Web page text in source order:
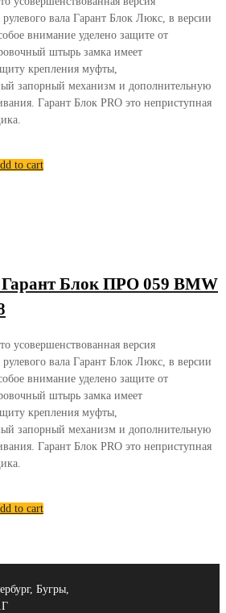
рулевого вала Гарант Блок Люкс, в версии
внимание уделено защите от
штырь замка имеет
крепления муфты,
запорный механизм и дополнительную
Гарант Блок PRO это неприступная
to cart
Блок ПРО 059 BMW
усовершенствованная версия
рулевого вала Гарант Блок Люкс, в версии
внимание уделено защите от
штырь замка имеет
крепления муфты,
запорный механизм и дополнительную
Гарант Блок PRO это неприступная
to cart
Бугры,